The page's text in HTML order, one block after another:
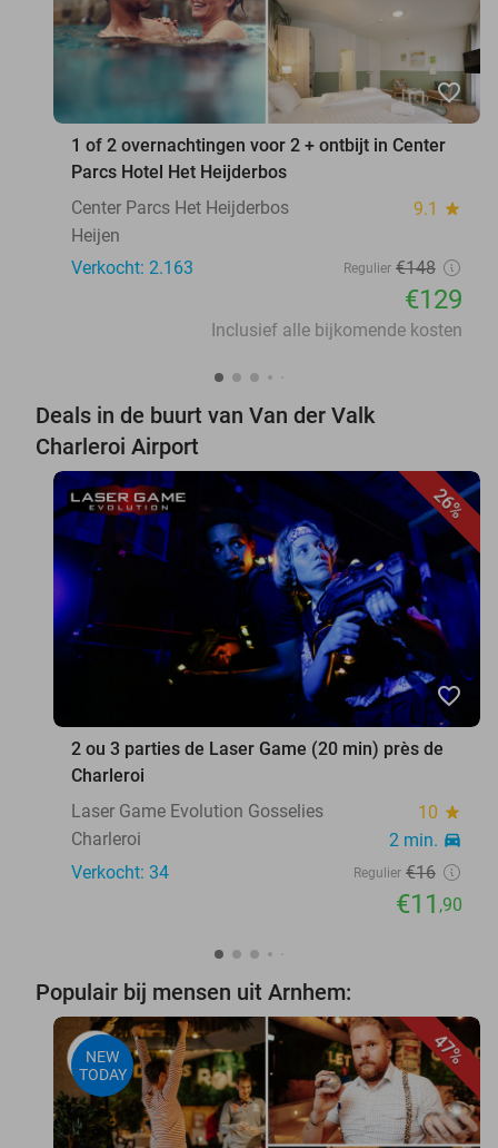
favorite_border
1 of 2 overnachtingen voor 2 + ontbijt in Center
Parcs Hotel Het Heijderbos
Center Parcs Het Heijderbos
9.1 star
Heijen
Verkocht: 2.163
Regulier €148
€129
Inclusief alle bijkomende kosten
Deals in de buurt van Van der Valk
Charleroi Airport
26%
favorite_border
2 ou 3 parties de Laser Game (20 min) près de
Charleroi
Laser Game Evolution Gosselies
10 star
Charleroi 2 min. directions_car
Verkocht: 34 Regulier €16
€11 ,90
Populair bij mensen uit Arnhem:
47%
NEW
TODAY